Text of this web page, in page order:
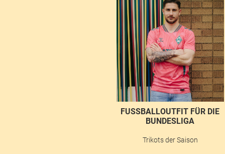
FUSSBALLOUTFIT FÜR DIE B
UNDESLIGA
Trikots der Saison